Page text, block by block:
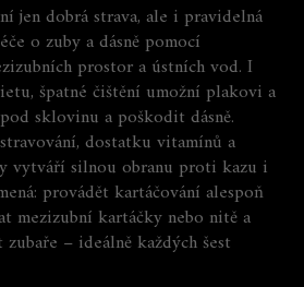
jen dobrá strava, ale i pravidelná
o zuby a dásně pomocí
prostor a ústních vod. I
špatné čištění umožní plakovi a
sklovinu a poškodit dásně.
dostatku vitamínů a
vytváří silnou obranu proti kazu i
provádět kartáčování alespoň
mezizubní kartáčky nebo nitě a
– ideálně každých šest